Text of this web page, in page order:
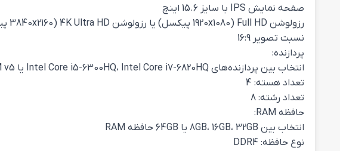
صفحه نمایش IPS با سایز 15.6 اینچ
رزولوشن Full HD (1920x1080 پیکسل) یا رزولوشن 4K Ultra HD (3840x2160 پیکسل)
نسبت تصویر 16:9
پردازنده:
انتخاب بین پردازنده‌های Intel Core i5-6300HQ، Intel Core i7-6820HQ یا Intel Xeon E3-1505M v5
تعداد هسته: 4
تعداد رشته: 8
حافظه RAM:
انتخاب بین 8GB، 16GB، 32GB یا 64GB حافظه RAM
نوع حافظه: DDR4